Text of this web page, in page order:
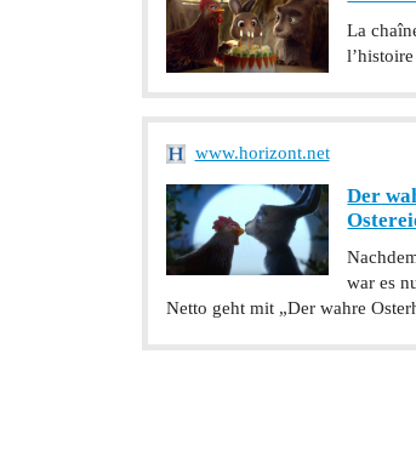
La
www.horizont.net
Der
war es
Netto geht mit „Der wahre